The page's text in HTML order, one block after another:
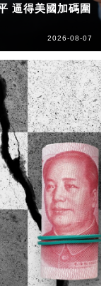
逼得美國加碼圍
2026-08-07